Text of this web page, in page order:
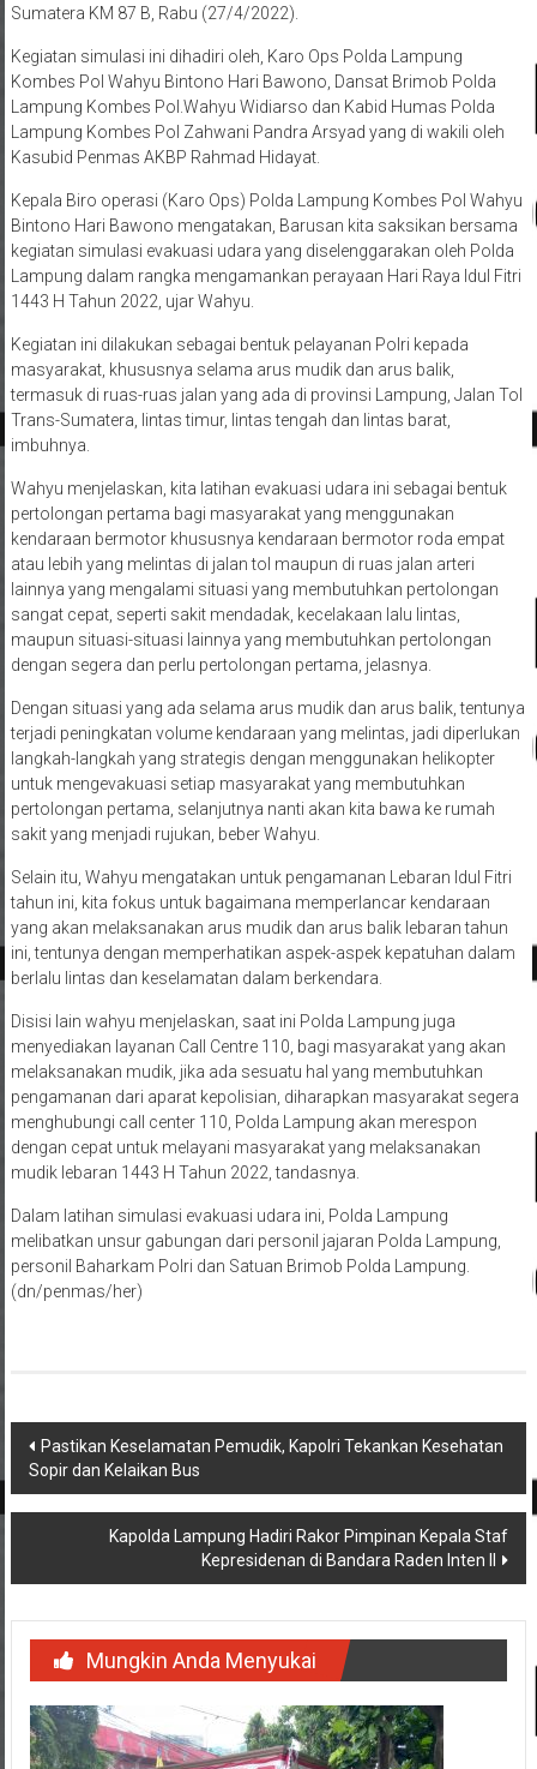
Sumatera KM 87 B, Rabu (27/4/2022).
Kegiatan simulasi ini dihadiri oleh, Karo Ops Polda Lampung
Kombes Pol Wahyu Bintono Hari Bawono, Dansat Brimob Polda
Lampung Kombes Pol.Wahyu Widiarso dan Kabid Humas Polda
Lampung Kombes Pol Zahwani Pandra Arsyad yang di wakili oleh
Kasubid Penmas AKBP Rahmad Hidayat.
Kepala Biro operasi (Karo Ops) Polda Lampung Kombes Pol Wahyu
Bintono Hari Bawono mengatakan, Barusan kita saksikan bersama
kegiatan simulasi evakuasi udara yang diselenggarakan oleh Polda
Lampung dalam rangka mengamankan perayaan Hari Raya Idul Fitri
1443 H Tahun 2022, ujar Wahyu.
Kegiatan ini dilakukan sebagai bentuk pelayanan Polri kepada
masyarakat, khususnya selama arus mudik dan arus balik,
termasuk di ruas-ruas jalan yang ada di provinsi Lampung, Jalan Tol
Trans-Sumatera, lintas timur, lintas tengah dan lintas barat,
imbuhnya.
Wahyu menjelaskan, kita latihan evakuasi udara ini sebagai bentuk
pertolongan pertama bagi masyarakat yang menggunakan
kendaraan bermotor khususnya kendaraan bermotor roda empat
atau lebih yang melintas di jalan tol maupun di ruas jalan arteri
lainnya yang mengalami situasi yang membutuhkan pertolongan
sangat cepat, seperti sakit mendadak, kecelakaan lalu lintas,
maupun situasi-situasi lainnya yang membutuhkan pertolongan
dengan segera dan perlu pertolongan pertama, jelasnya.
Dengan situasi yang ada selama arus mudik dan arus balik, tentunya
terjadi peningkatan volume kendaraan yang melintas, jadi diperlukan
langkah-langkah yang strategis dengan menggunakan helikopter
untuk mengevakuasi setiap masyarakat yang membutuhkan
pertolongan pertama, selanjutnya nanti akan kita bawa ke rumah
sakit yang menjadi rujukan, beber Wahyu.
Selain itu, Wahyu mengatakan untuk pengamanan Lebaran Idul Fitri
tahun ini, kita fokus untuk bagaimana memperlancar kendaraan
yang akan melaksanakan arus mudik dan arus balik lebaran tahun
ini, tentunya dengan memperhatikan aspek-aspek kepatuhan dalam
berlalu lintas dan keselamatan dalam berkendara.
Disisi lain wahyu menjelaskan, saat ini Polda Lampung juga
menyediakan layanan Call Centre 110, bagi masyarakat yang akan
melaksanakan mudik, jika ada sesuatu hal yang membutuhkan
pengamanan dari aparat kepolisian, diharapkan masyarakat segera
menghubungi call center 110, Polda Lampung akan merespon
dengan cepat untuk melayani masyarakat yang melaksanakan
mudik lebaran 1443 H Tahun 2022, tandasnya.
Dalam latihan simulasi evakuasi udara ini, Polda Lampung
melibatkan unsur gabungan dari personil jajaran Polda Lampung,
personil Baharkam Polri dan Satuan Brimob Polda Lampung.
(dn/penmas/her)
Navigasi
pos
Pastikan Keselamatan Pemudik, Kapolri Tekankan Kesehatan
Sopir dan Kelaikan Bus
Kapolda Lampung Hadiri Rakor Pimpinan Kepala Staf
Kepresidenan di Bandara Raden Inten II
Mungkin Anda Menyukai